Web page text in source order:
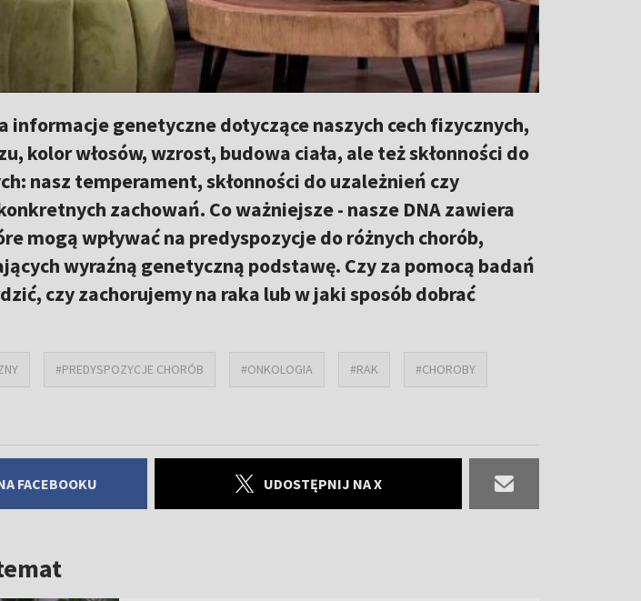
informacje genetyczne dotyczące naszych cech fizycznych,
kolor włosów, wzrost, budowa ciała, ale też skłonności do
nasz temperament, skłonności do uzależnień czy
zachowań. Co ważniejsze - nasze DNA zawiera
mogą wpływać na predyspozycje do różnych chorób,
wyraźną genetyczną podstawę. Czy za pomocą badań
czy zachorujemy na raka lub w jaki sposób dobrać
#PREDYSPOZYCJE CHORÓB #ONKOLOGIA #RAK #CHOROBY
FACEBOOKU UDOSTĘPNIJ NA X